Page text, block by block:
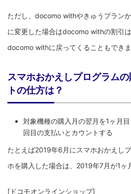
ただし、docomo withやきゅうプラン
に変更した場合はdocomo withの割引は
docomo withに戻ってくることもできま
スマホおかえしプログラム
トの仕方は？
対象機種の購入月の翌月を1ヶ月
回目の支払いとカウントする
たとえば2019年6月にスマホおかえし
ホを購入した場合は、2019年7月が1ヶ
[ドコモオンラインショップ]